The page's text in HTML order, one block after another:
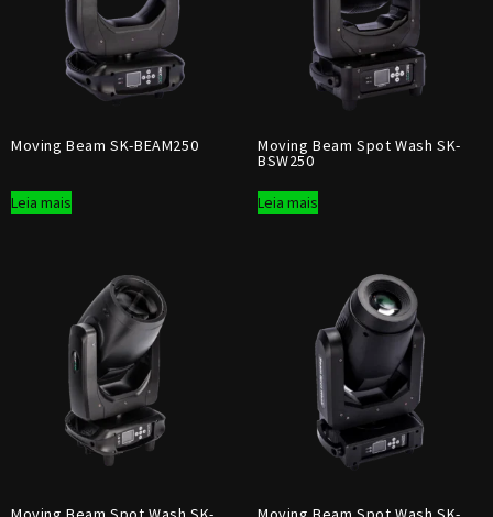
Moving Beam SK-BEAM250
Leia mais
Moving Beam Spot Wash SK-
BSW250
Leia mais